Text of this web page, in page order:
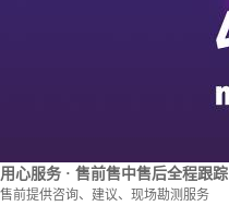
用心服务 · 售前售中售后全程跟踪
售前提供咨询、建议、现场勘测服务